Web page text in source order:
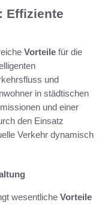
Effiziente
Vorteile für die
und
in städtischen
und einer
den Einsatz
Verkehr dynamisch
wesentliche Vorteile